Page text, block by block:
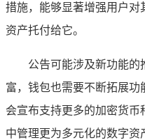
措施，能够显著增强用户对
资产托付给它。
公告可能涉及新功能的
富，钱包也需要不断拓展功
会宣布支持更多的加密货
中管理更为多元化的数字